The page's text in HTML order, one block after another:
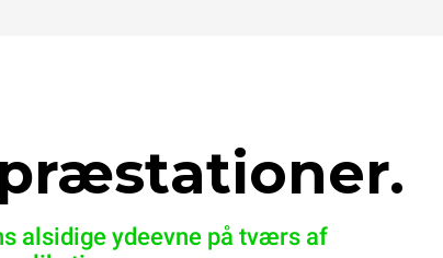
alsidige ydeevne på tværs af